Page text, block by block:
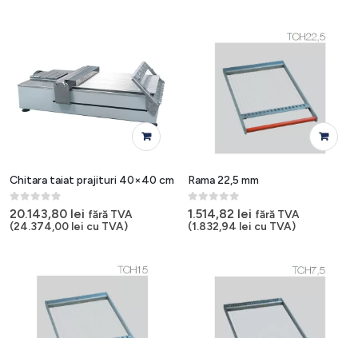
Chitara taiat prajituri 40×40 cm
0out of 5
20.143,80 lei fără TVA
(24.374,00 lei cu TVA)
Rama 22,5 mm
0 out of 5
1.514,82 lei fără TVA
(1.832,94 lei cu TVA)